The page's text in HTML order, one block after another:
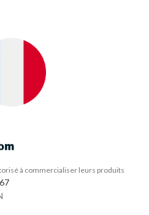
à commercialiser leurs produits